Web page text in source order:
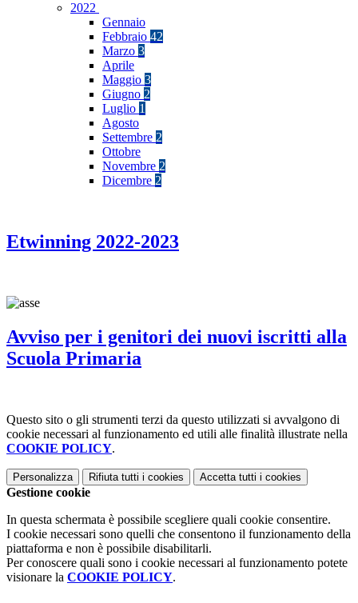
2022
Gennaio
Febbraio 42
Marzo 3
Aprile
Maggio 3
Giugno 2
Luglio 1
Agosto
Settembre 2
Ottobre
Novembre 2
Dicembre 2
Etwinning 2022-2023
Avviso per i genitori dei nuovi iscritti alla
Scuola Primaria
Questo sito o gli strumenti terzi da questo utilizzati si avvalgono di
cookie necessari al funzionamento ed utili alle finalità illustrate nella
COOKIE POLICY.
Personalizza Rifiuta tutti i cookies Accetta tutti i cookies
Gestione cookie
In questa schermata è possibile scegliere quali cookie consentire.
I cookie necessari sono quelli che consentono il funzionamento della
piattaforma e non è possibile disabilitarli.
Per conoscere quali sono i cookie necessari al funzionamento potete
visionare la COOKIE POLICY.